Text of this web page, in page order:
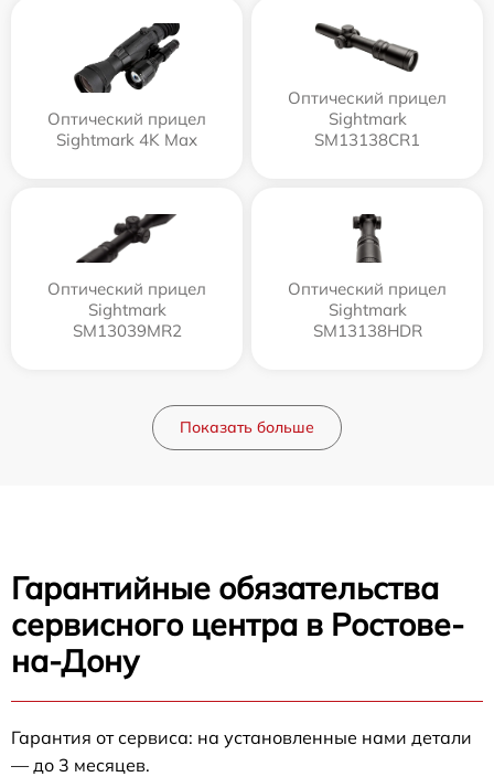
Оптический прицел
Sightmark 4K Max
Оптический прицел
Sightmark
SM13138CR1
Оптический прицел
Sightmark
SM13039MR2
Оптический прицел
Sightmark
SM13138HDR
Показать больше
Гарантийные обязательства
сервисного центра в Ростове-
на-Дону
Гарантия от сервиса: на установленные нами детали
— до 3 месяцев.